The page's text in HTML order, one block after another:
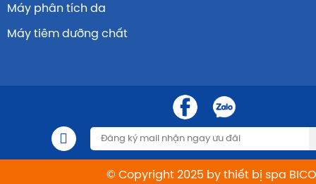
Máy phân tích da
Máy tiêm dưỡng chất
© Copyright 2025 by thiết bị spa BICO